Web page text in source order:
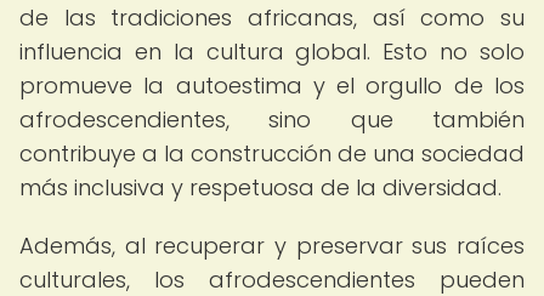
de las tradiciones africanas, así como su
influencia en la cultura global. Esto no solo
promueve la autoestima y el orgullo de los
afrodescendientes, sino que también
contribuye a la construcción de una sociedad
más inclusiva y respetuosa de la diversidad.
Además, al recuperar y preservar sus raíces
culturales, los afrodescendientes pueden